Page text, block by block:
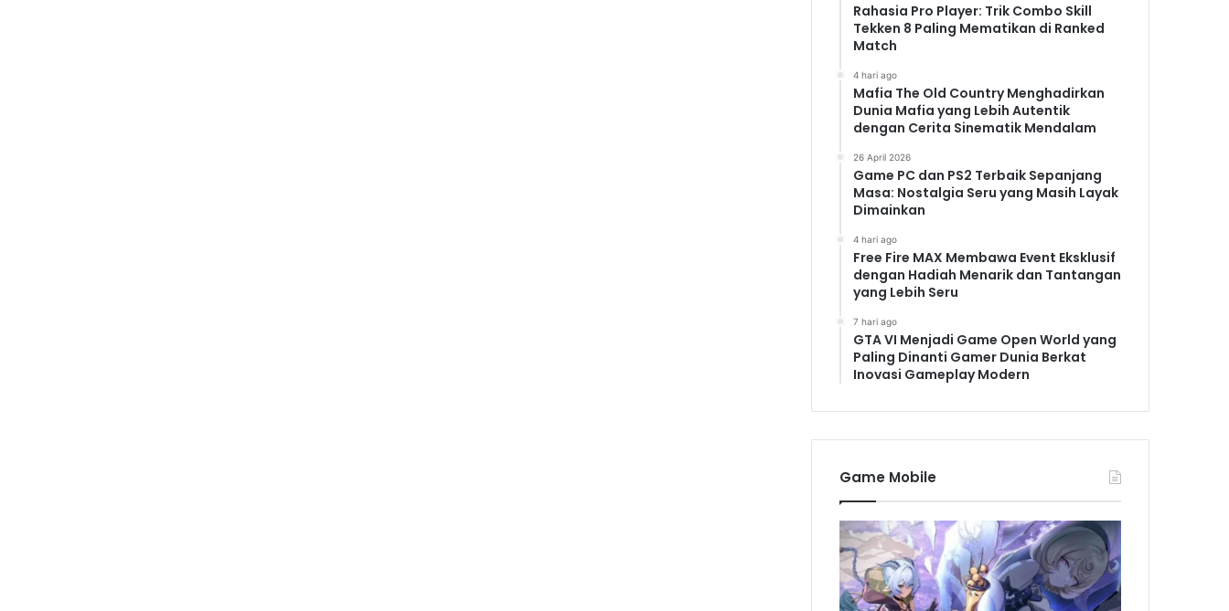
Rahasia Pro Player: Trik Combo Skill
Tekken 8 Paling Mematikan di Ranked
Match
4 hari ago
Mafia The Old Country Menghadirkan
Dunia Mafia yang Lebih Autentik
dengan Cerita Sinematik Mendalam
26 April 2026
Game PC dan PS2 Terbaik Sepanjang
Masa: Nostalgia Seru yang Masih Layak
Dimainkan
4 hari ago
Free Fire MAX Membawa Event Eksklusif
dengan Hadiah Menarik dan Tantangan
yang Lebih Seru
7 hari ago
GTA VI Menjadi Game Open World yang
Paling Dinanti Gamer Dunia Berkat
Inovasi Gameplay Modern
Game Mobile